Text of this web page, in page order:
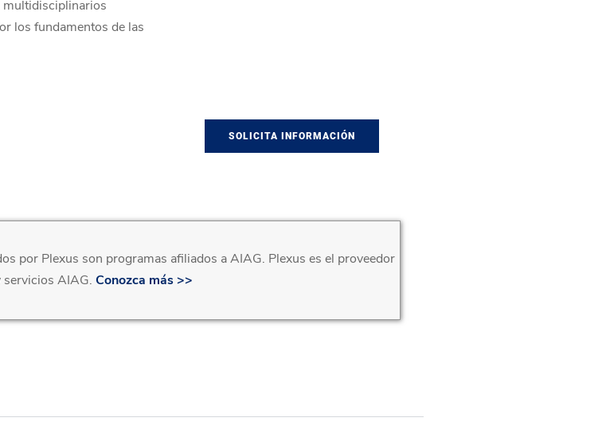
multidisciplinarios
los fundamentos de las
SOLICITA INFORMACIÓN
por Plexus son programas afiliados a AIAG. Plexus es el proveedor
AIAG. Conozca más >>